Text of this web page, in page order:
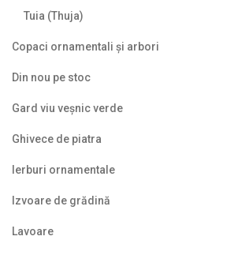
Tuia (Thuja)
Copaci ornamentali și arbori
Din nou pe stoc
Gard viu veșnic verde
Ghivece de piatra
Ierburi ornamentale
Izvoare de grădină
Lavoare